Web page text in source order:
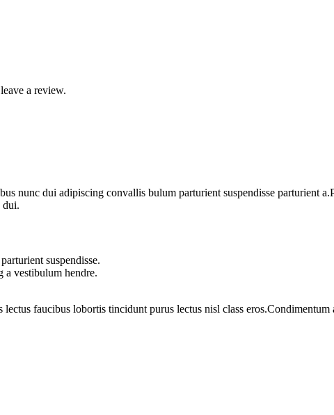
a review.
nunc dui adipiscing convallis bulum parturient suspendisse parturient
dui.
suspendisse.
a vestibulum hendre.
faucibus lobortis tincidunt purus lectus nisl class